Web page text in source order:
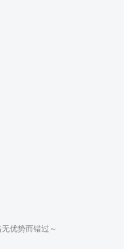
优势而错过～